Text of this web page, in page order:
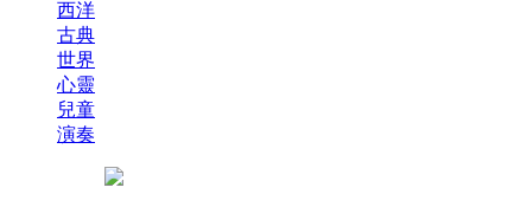
西洋
古典
世界
心靈
兒童
演奏